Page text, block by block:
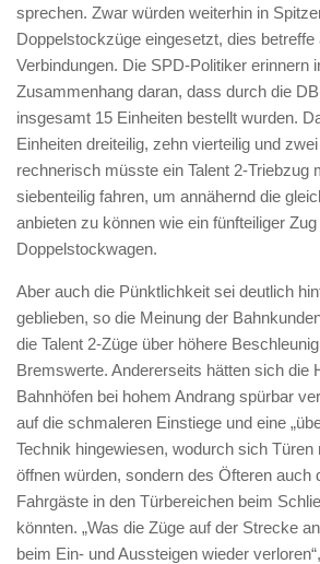
sprechen. Zwar würden weiterhin in
Doppelstockzüge eingesetzt, dies betreffe
Verbindungen. Die SPD-Politiker erinnern
Zusammenhang daran, dass durch die
insgesamt 15 Einheiten bestellt wurden.
Einheiten dreiteilig, zehn vierteilig und
rechnerisch müsste ein Talent 2-Triebzug
siebenteilig fahren, um annähernd die
anbieten zu können wie ein fünfteiliger
Doppelstockwagen.
Aber auch die Pünktlichkeit sei deutlich
geblieben, so die Meinung der
die Talent 2-Züge über höhere
Bremswerte. Andererseits hätten sich die
Bahnhöfen bei hohem Andrang spürbar
auf die schmaleren Einstiege und eine
Technik hingewiesen, wodurch sich
öffnen würden, sondern des Öfteren auch
Fahrgäste in den Türbereichen beim
könnten. „Was die Züge auf der Strecke
beim Ein- und Aussteigen wieder